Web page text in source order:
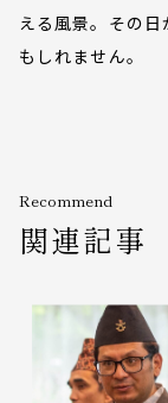
える風景。その
もしれません。
Recommend
関連記事